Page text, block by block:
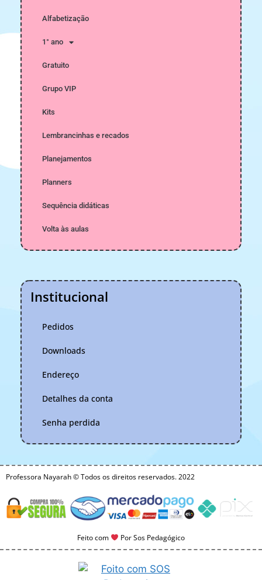
Alfabetização
1° ano
Gratuito
Grupo VIP
Kits
Lembrancinhas e recados
Planejamentos
Planners
Sequência didáticas
Volta às aulas
Institucional
Pedidos
Downloads
Endereço
Detalhes da conta
Senha perdida
Professora Nayarah © Todos os direitos reservados. 2022
Feito com Por Sos Pedagógico